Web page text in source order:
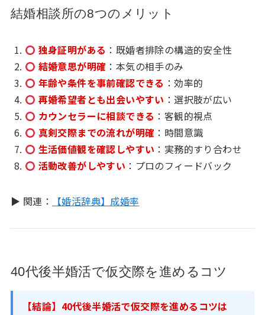
結婚相談所の8つのメリット
独身証明がある ：既婚者排除の構造的安全性
結婚意思が明確 ：本気の相手のみ
年齢や条件を事前確認できる ：効率的
再婚希望者とも出会いやすい ：選択肢が広い
カウンセラーに相談できる ：客観的視点
真剣交際までの流れが明確 ：時間意識
生活価値観を確認しやすい ：実務的すり合わせ
活動改善がしやすい ：プロのフィードバック
▶ 関連： 【婚活辞典】成婚率
40代後半婚活で仮交際を進めるコツ
【結論】40代後半婚活で仮交際を進めるコツは